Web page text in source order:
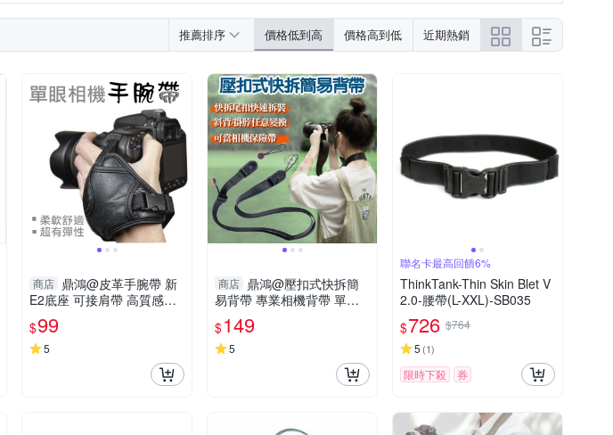
推薦排序 價格低到高 價格高到低 近期熱銷
商店 鼎鴻@皮革手腕帶 新
E2底座 可接肩帶 高質感皮
革手腕帶 適用各廠牌單眼相
機
$99
5
商店 鼎鴻@壓扣式快拆簡
易背帶 專業相機背帶 單眼
相機掛繩 保險帶 相機吊繩
防掉繩
$149
5
聯名卡最高回饋6%
ThinkTank-Thin Skin Blet V
2.0-腰帶(L-XXL)-SB035
$726 $764
5 (1)
限時下殺 券